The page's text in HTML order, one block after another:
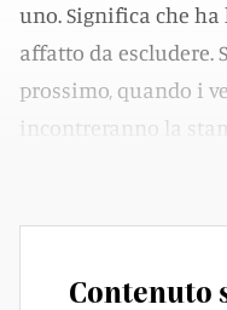
uno. Significa che
affatto da escludere.
prossimo, quando i
incontreranno la
Contenuto